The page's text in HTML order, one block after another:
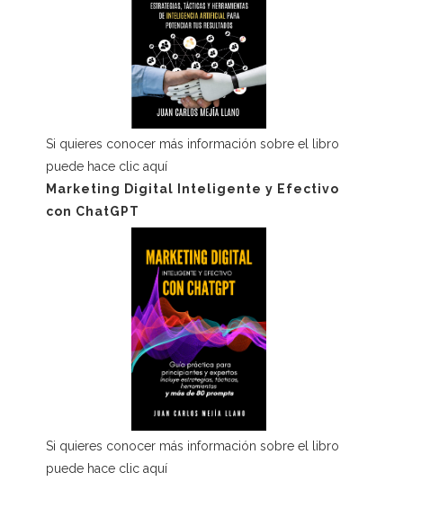
Si quieres conocer más información sobre el libro
puede hace clic aquí
Marketing Digital Inteligente y Efectivo
con ChatGPT
Si quieres conocer más información sobre el libro
puede hace clic aquí